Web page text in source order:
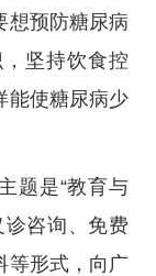
想预防糖尿病
坚持饮食控
能使糖尿病少
题是“教育与
咨询、免费
等形式，向广